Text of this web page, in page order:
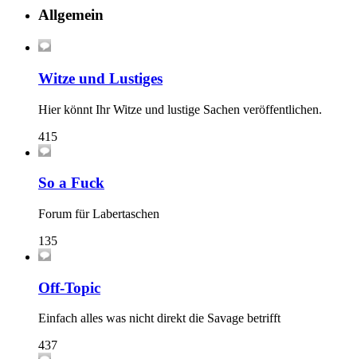
Allgemein
Witze und Lustiges
Hier könnt Ihr Witze und lustige Sachen veröffentlichen.
415
So a Fuck
Forum für Labertaschen
135
Off-Topic
Einfach alles was nicht direkt die Savage betrifft
437